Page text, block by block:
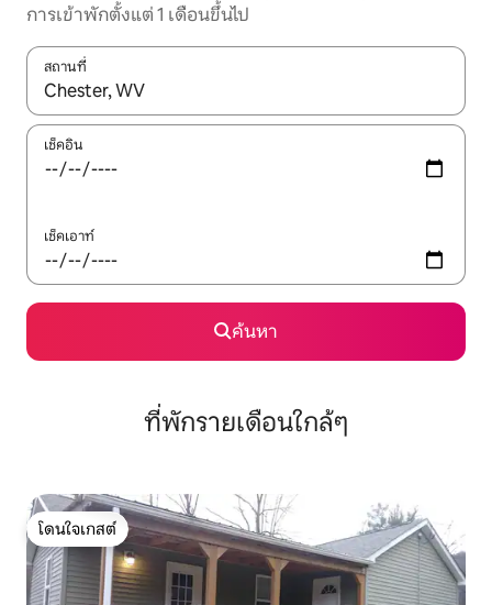
การเข้าพักตั้งแต่ 1 เดือนขึ้นไป
สถานที่
ใช้ลูกศรขึ้นลง หรือใช้การสัมผัสหรือปัด เพื่อสำรวจผลการค้นหา
เช็คอิน
เช็คเอาท์
ค้นหา
ที่พักรายเดือนใกล้ๆ
โดนใจเกสต์
โดนใจเกสต์